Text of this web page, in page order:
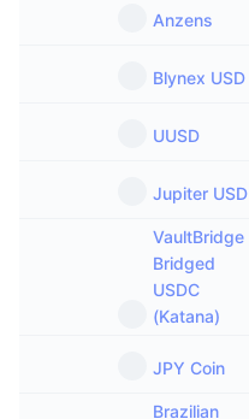
Anzens
Blynex USD
UUSD
Jupiter USD
VaultBridge
Bridged
USDC
(Katana)
JPY Coin
Brazilian